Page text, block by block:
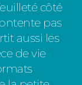
côté
pas
aussi les
de vie